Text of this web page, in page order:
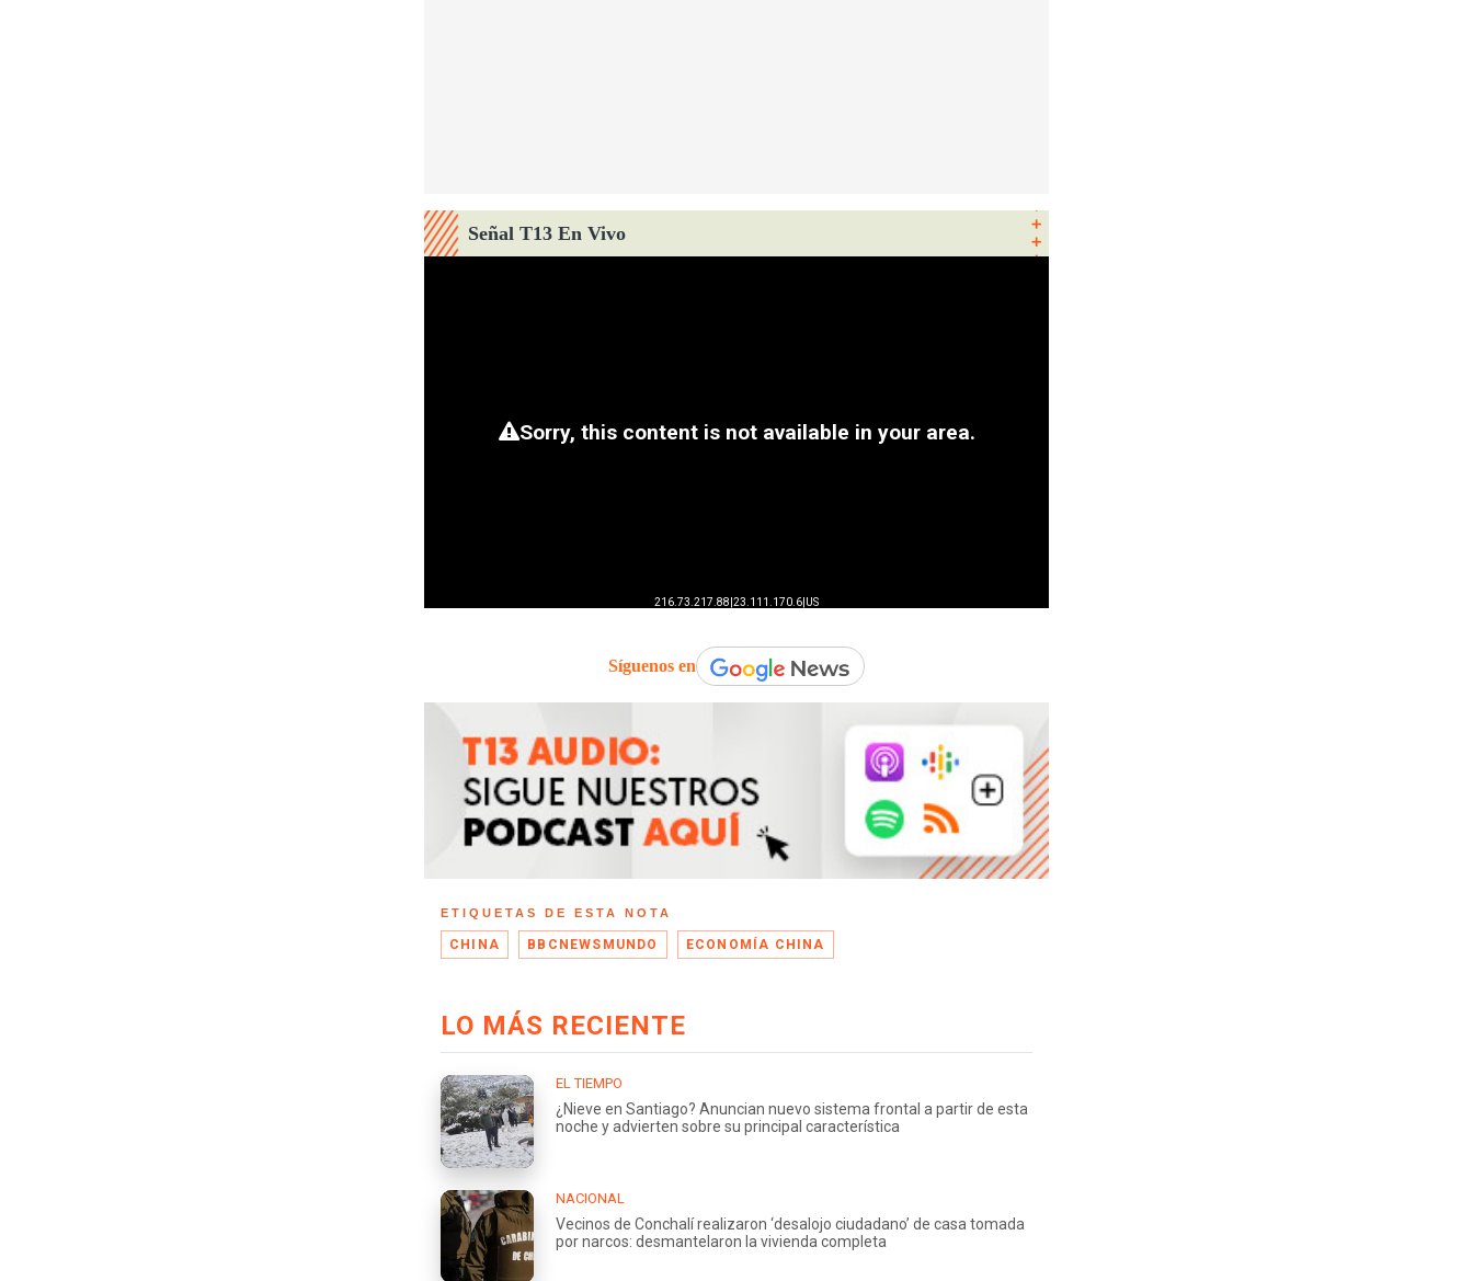
Señal T13 En Vivo
Síguenos en
ETIQUETAS DE ESTA NOTA
CHINA BBCNEWSMUNDO ECONOMÍA CHINA
LO MÁS RECIENTE
EL TIEMPO
¿Nieve en Santiago? Anuncian nuevo sistema frontal a partir de esta
noche y advierten sobre su principal característica
NACIONAL
Vecinos de Conchalí realizaron ‘desalojo ciudadano’ de casa tomada
por narcos: desmantelaron la vivienda completa